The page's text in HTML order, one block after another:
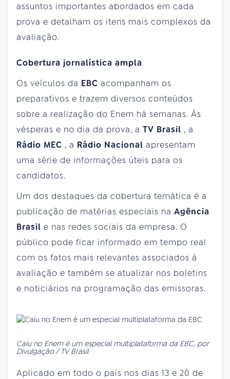
assuntos importantes abordados em cada
prova e detalham os itens mais complexos da
avaliação.
Cobertura jornalística ampla
Os veículos da EBC acompanham os
preparativos e trazem diversos conteúdos
sobre a realização do Enem há semanas. Às
vésperas e no dia da prova, a TV Brasil , a
Rádio MEC , a Rádio Nacional apresentam
uma série de informações úteis para os
candidatos.
Um dos destaques da cobertura temática é a
publicação de matérias especiais na Agência
Brasil e nas redes sociais da empresa. O
público pode ficar informado em tempo real
com os fatos mais relevantes associados à
avaliação e também se atualizar nos boletins
e noticiários na programação das emissoras.
Caiu no Enem é um especial multiplataforma da EBC, por
Divulgação / TV Brasil
Aplicado em todo o país nos dias 13 e 20 de